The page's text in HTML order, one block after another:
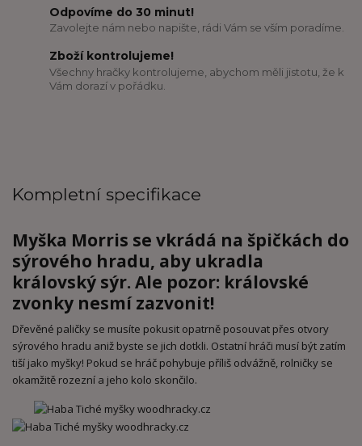
Odpovíme do 30 minut!
Zavolejte nám nebo napište, rádi Vám se vším poradíme.
Zboží kontrolujeme!
Všechny hračky kontrolujeme, abychom měli jistotu, že k
Vám dorazí v pořádku.
Kompletní specifikace
Myška Morris se vkrádá na špičkách do
sýrového hradu, aby ukradla
královský sýr. Ale pozor: královské
zvonky nesmí zazvonit!
Dřevěné paličky se musíte pokusit opatrně posouvat přes otvory
sýrového hradu aniž byste se jich dotkli. Ostatní hráči musí být zatím
tiší jako myšky! Pokud se hráč pohybuje příliš odvážně, rolničky se
okamžitě rozezní a jeho kolo skončilo.